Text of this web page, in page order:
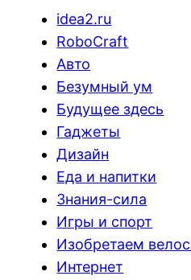
idea2.ru
RoboCraft
Авто
Безумный ум
Будущее здесь
Гаджеты
Дизайн
Еда и напитки
Знания-сила
Игры и спорт
Изобретаем
Интернет